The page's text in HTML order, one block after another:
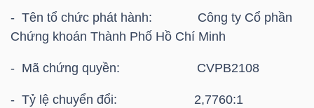
- Tên tổ chức phát hành: Công ty Cổ phần
Chứng khoán Thành Phố Hồ Chí Minh
- Mã chứng quyền: CVPB2108
- Tỷ lệ chuyển đổi: 2,7760:1